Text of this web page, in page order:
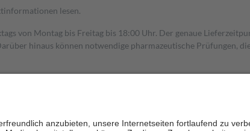
lesen.
von Montag bis Freitag bis 18:00 Uhr. Der genaue
hinaus können notwendige pharmazeutische Prüfungen,